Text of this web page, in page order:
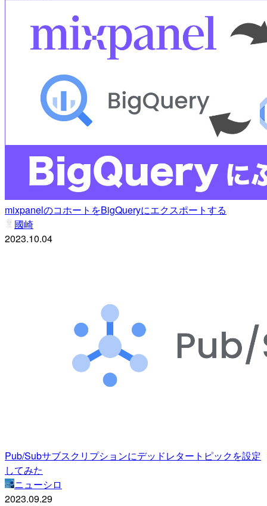
mixpanelのコホートをBigQueryにエクスポートする
國崎
2023.10.04
Pub/Subサブスクリプションにデッドレタートピックを設定
してみた
ニューシロ
2023.09.29